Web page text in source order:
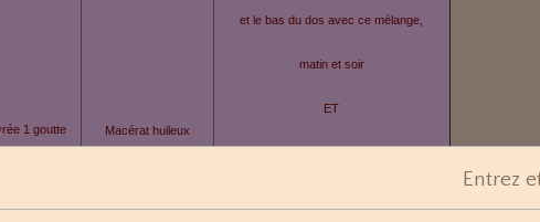
1 goutte
1 goutte
Macérat huileux
et le bas du dos avec ce mélange,
matin et soir
ET
Entrez